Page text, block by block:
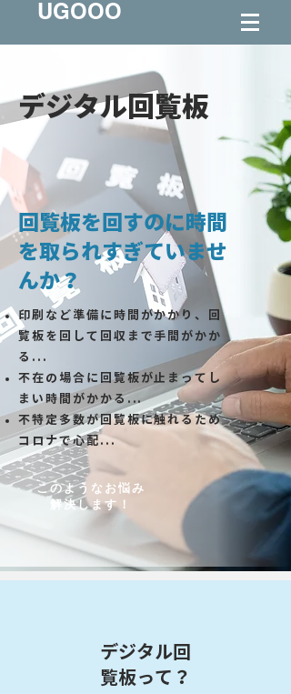
UGOOO
デジタル回覧板
回覧板を回すのに時間
を取られすぎていませ
んか？
印刷など準備に時間がかかり、回
覧板を回して回収まで手間がかか
る...
不在の場合に回覧板が止まってし
まい時間がかかる...
不特定多数が回覧板に触れるため
コロナで心配...
このようなお悩み
解決します！
デジタル回
覧板って？